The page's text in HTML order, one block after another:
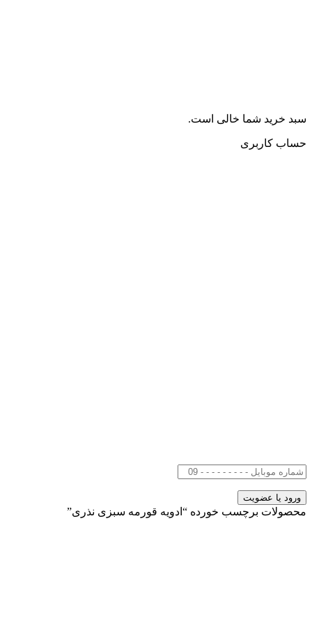
سبد خرید شما خالی است.
حساب کاربری
محصولات برچسب خورده “ادویه قورمه سبزی نذری”